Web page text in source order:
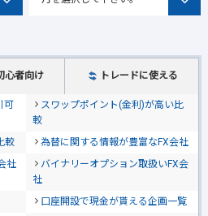
心者向け トレードに使える
可
スワップポイント(金利)が高い比
較
較
為替に関する情報が豊富なFX会社
社
バイナリーオプション取扱いFX会
社
口座開設で現金が貰える企画一覧